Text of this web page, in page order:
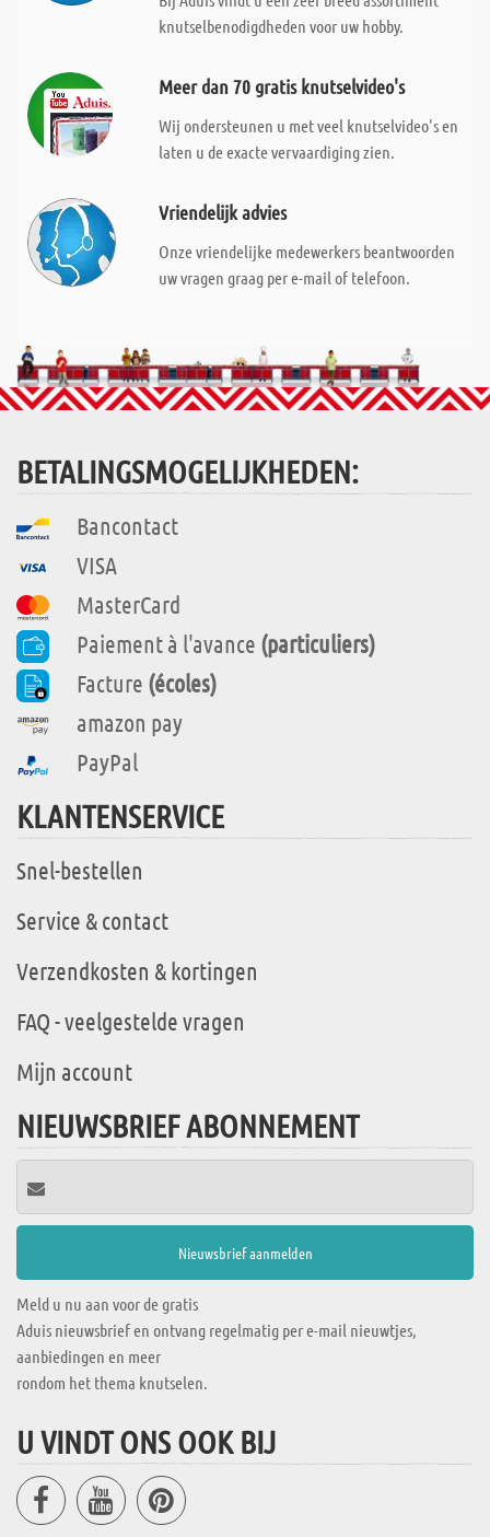
knutselbenodigdheden voor uw hobby.
Meer dan 70 gratis knutselvideo's
Wij ondersteunen u met veel knutselvideo's en
laten u de exacte vervaardiging zien.
Vriendelijk advies
Onze vriendelijke medewerkers beantwoorden
uw vragen graag per e-mail of telefoon.
BETALINGSMOGELIJKHEDEN:
Bancontact
VISA
MasterCard
Paiement à l'avance (particuliers)
Facture (écoles)
amazon pay
PayPal
KLANTENSERVICE
Snel-bestellen
Service & contact
Verzendkosten & kortingen
FAQ - veelgestelde vragen
Mijn account
NIEUWSBRIEF ABONNEMENT
Meld u nu aan voor de gratis
Aduis nieuwsbrief en ontvang regelmatig per e-mail nieuwtjes,
aanbiedingen en meer
rondom het thema knutselen.
U VINDT ONS OOK BIJ